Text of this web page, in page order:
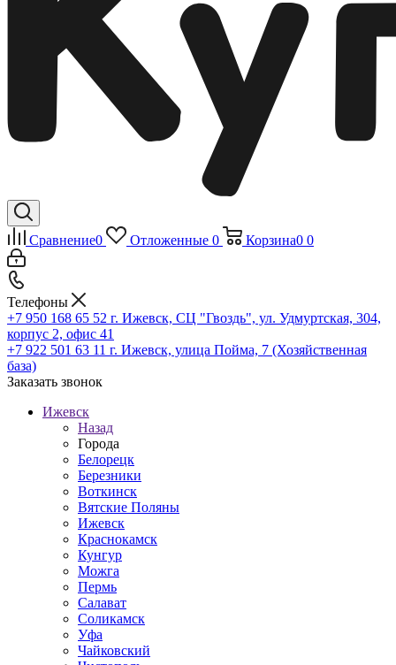
Сравнение0 Отложенные 0 Корзина0 0
Телефоны
+7 950 168 65 52 г. Ижевск, СЦ "Гвоздь", ул. Удмуртская, 304,
корпус 2, офис 41
+7 922 501 63 11 г. Ижевск, улица Пойма, 7 (Хозяйственная
база)
Заказать звонок
Ижевск
Назад
Города
Белорецк
Березники
Воткинск
Вятские Поляны
Ижевск
Краснокамск
Кунгур
Можга
Пермь
Салават
Соликамск
Уфа
Чайковский